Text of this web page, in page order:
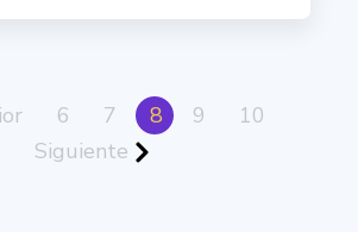
6 7 8 9
10
Siguiente